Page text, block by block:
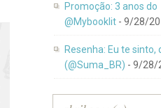
Promoção: 3 anos do
@Mybooklit - 9/28/
Resenha: Eu te sinto,
(@Suma_BR) - 9/28/